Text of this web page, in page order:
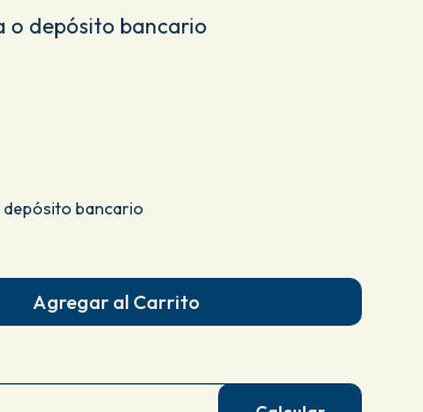
o depósito bancario
bancario
Agregar al Carrito